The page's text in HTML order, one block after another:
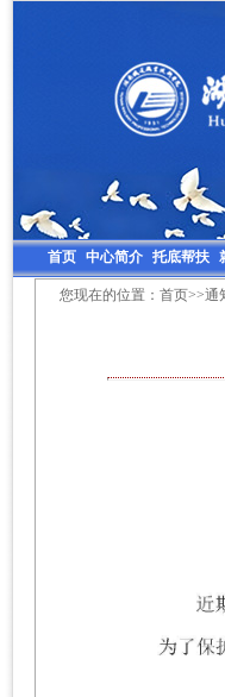
首页 中心简介 托底帮扶
您现在的位置：首页>>通